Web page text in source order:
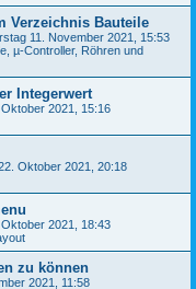
Verzeichnis Bauteile
11. November 2021, 15:53
µ-Controller, Röhren und
Integerwert
2021, 15:16
Oktober 2021, 20:18
2021, 18:43
zu können
2021, 11:58